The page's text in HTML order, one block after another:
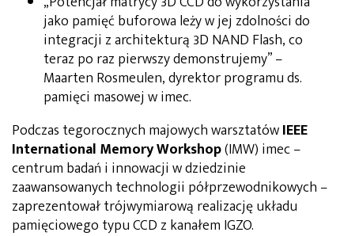
jako pamięć buforowa leży w jej zdolności do
integracji z architekturą 3D NAND Flash, co
teraz po raz pierwszy demonstrujemy” –
Maarten Rosmeulen, dyrektor programu ds.
pamięci masowej w imec.
Podczas tegorocznych majowych warsztatówIEEE
International Memory Workshop(IMW) imec –
centrum badań i innowacji w dziedzinie
zaawansowanych technologii półprzewodnikowych –
zaprezentował trójwymiarową realizację układu
pamięciowego typu CCD z kanałem IGZO.